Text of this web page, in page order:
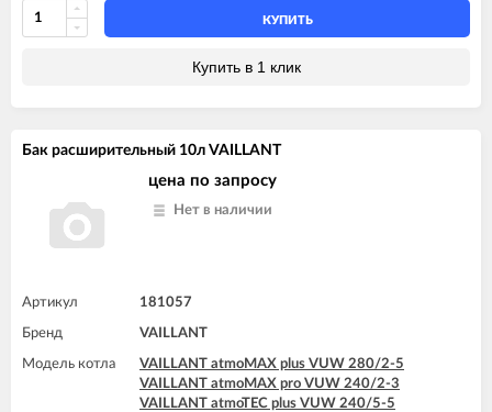
КУПИТЬ
Купить в 1 клик
Бак расширительный 10л VAILLANT
цена по запросу
Нет в наличии
Артикул 181057
Бренд VAILLANT
Модель котла
VAILLANT atmoMAX plus VUW 280/2-5
VAILLANT atmoMAX pro VUW 240/2-3
VAILLANT atmoTEC plus VUW 240/5-5